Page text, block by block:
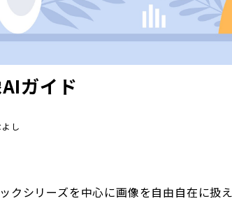
ガイド
よし
クシリーズを中心に画像を自由自在に扱